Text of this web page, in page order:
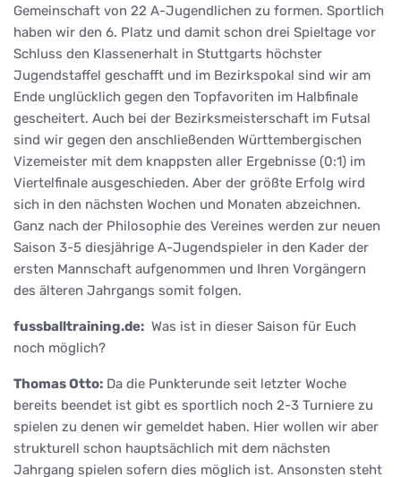
Gemeinschaft von 22 A-Jugendlichen zu formen. Sportlich
haben wir den 6. Platz und damit schon drei Spieltage vor
Schluss den Klassenerhalt in Stuttgarts höchster
Jugendstaffel geschafft und im Bezirkspokal sind wir am
Ende unglücklich gegen den Topfavoriten im Halbfinale
gescheitert. Auch bei der Bezirksmeisterschaft im Futsal
sind wir gegen den anschließenden Württembergischen
Vizemeister mit dem knappsten aller Ergebnisse (0:1) im
Viertelfinale ausgeschieden. Aber der größte Erfolg wird
sich in den nächsten Wochen und Monaten abzeichnen.
Ganz nach der Philosophie des Vereines werden zur neuen
Saison 3-5 diesjährige A-Jugendspieler in den Kader der
ersten Mannschaft aufgenommen und Ihren Vorgängern
des älteren Jahrgangs somit folgen.
fussballtraining.de: Was ist in dieser Saison für Euch
noch möglich?
Thomas Otto: Da die Punkterunde seit letzter Woche
bereits beendet ist gibt es sportlich noch 2-3 Turniere zu
spielen zu denen wir gemeldet haben. Hier wollen wir aber
strukturell schon hauptsächlich mit dem nächsten
Jahrgang spielen sofern dies möglich ist. Ansonsten steht